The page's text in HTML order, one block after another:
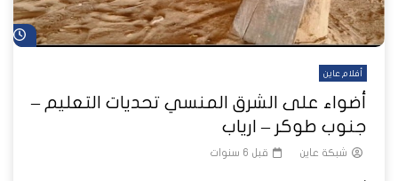
أفلام عاين
أضواء على الشرق المنسي تحديات التعليم –
جنوب طوكر – ارياب
شبكة عاين قبل 6 سنوات